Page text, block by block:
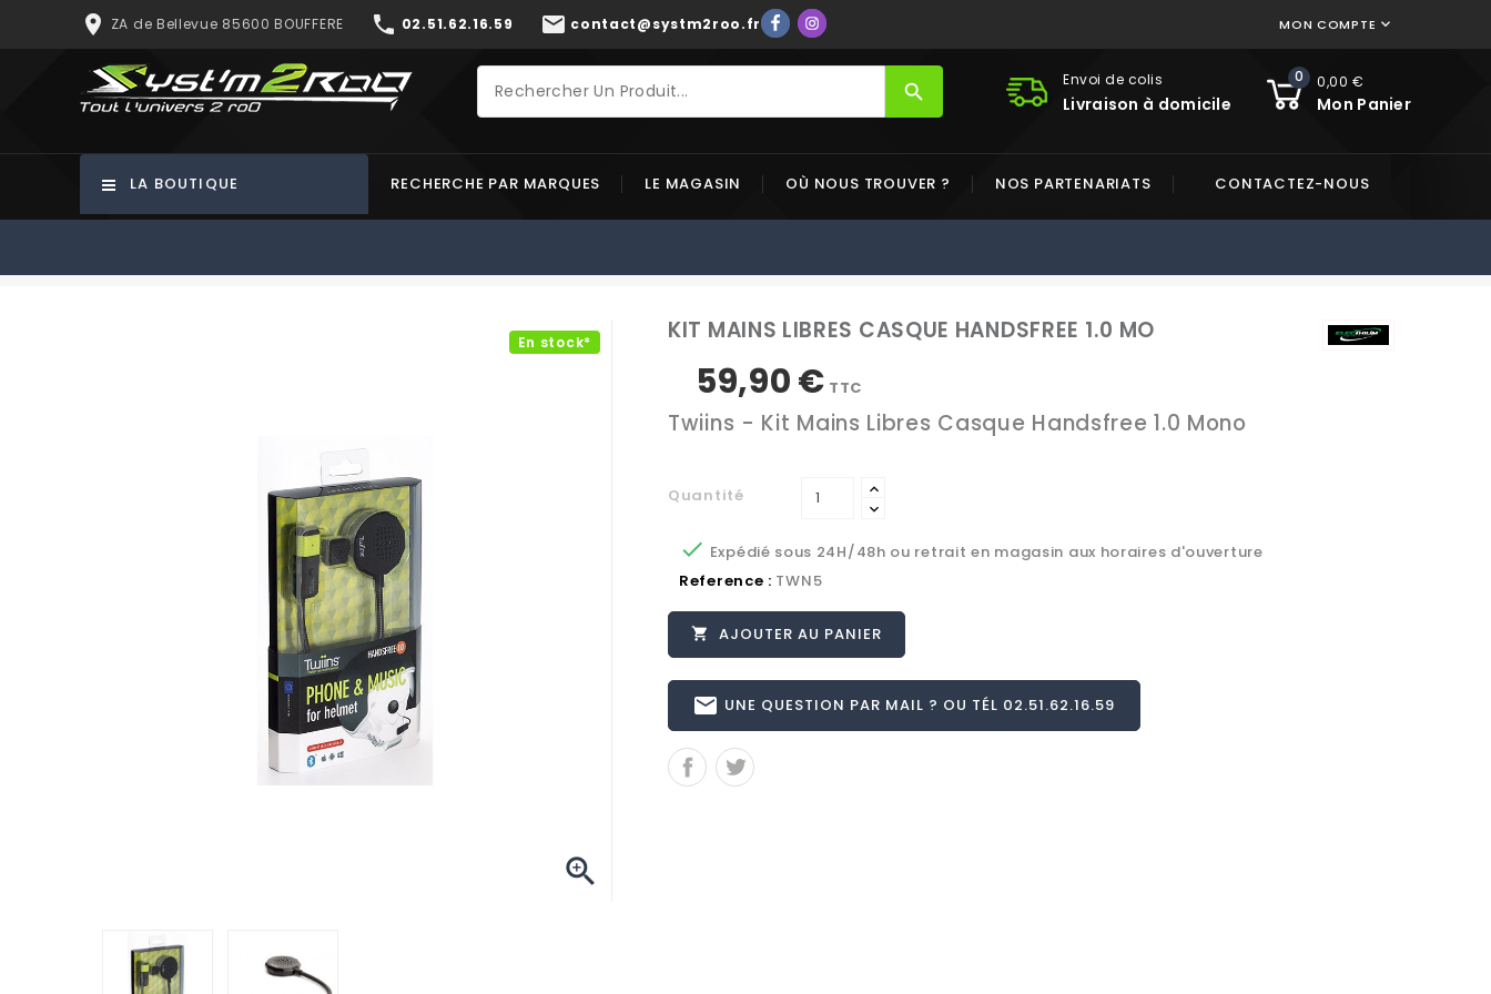
place ZA de Bellevue 85600 BOUFFERE phone 02.51.62.16.59 mail contact@systm2roo.fr MON COMPTE 
0 0,00 €
Mon Panier
Envoi de colis
Livraison à domicile
search
LA BOUTIQUE RECHERCHE PAR MARQUES LE MAGASIN OÙ NOUS TROUVER ? NOS PARTENARIATS CONTACTEZ-NOUS
En stock*

KIT MAINS LIBRES CASQUE HANDSFREE 1.0 MO
59,90 € TTC
Twiins - Kit Mains Libres Casque Handsfree 1.0 Mono
Quantité
 Expédié sous 24H/48h ou retrait en magasin aux horaires d'ouverture
Reference : TWN5
 AJOUTER AU PANIER
email UNE QUESTION PAR MAIL ? OU TÉL 02.51.62.16.59